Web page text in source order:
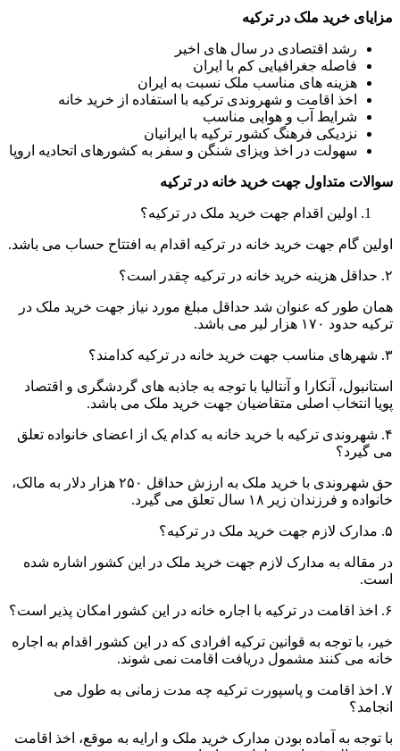
مزایای خرید ملک در ترکیه
رشد اقتصادی در سال های اخیر
فاصله جغرافیایی کم با ایران
هزینه های مناسب ملک نسبت به ایران
اخذ اقامت و شهروندی ترکیه با استفاده از خرید خانه
شرایط آب و هوایی مناسب
نزدیکی فرهنگ کشور ترکیه با ایرانیان
سهولت در اخذ ویزای شنگن و سفر به کشورهای اتحادیه اروپا
سوالات متداول جهت خرید خانه در ترکیه
اولین اقدام جهت خرید ملک در ترکیه؟
اولین گام جهت خرید خانه در ترکیه اقدام به افتتاح حساب می باشد.
۲. حداقل هزینه خرید خانه در ترکیه چقدر است؟
همان طور که عنوان شد حداقل مبلغ مورد نیاز جهت خرید ملک در
ترکیه حدود ۱۷۰ هزار لیر می باشد.
۳. شهرهای مناسب جهت خرید خانه در ترکیه کدامند؟
استانبول، آنکارا و آنتالیا با توجه به جاذبه های گردشگری و اقتصاد
پویا انتخاب اصلی متقاضیان جهت خرید ملک می باشد.
۴. شهروندی ترکیه با خرید خانه به کدام یک از اعضای خانواده تعلق
می گیرد؟
حق شهروندی با خرید ملک به ارزش حداقل ۲۵۰ هزار دلار به مالک،
خانواده و فرزندان زیر ۱۸ سال تعلق می گیرد.
۵. مدارک لازم جهت خرید ملک در ترکیه؟
در مقاله به مدارک لازم جهت خرید ملک در این کشور اشاره شده
است.
۶. اخذ اقامت در ترکیه با اجاره خانه در این کشور امکان پذیر است؟
خیر، با توجه به قوانین ترکیه افرادی که در این کشور اقدام به اجاره
خانه می کنند مشمول دریافت اقامت نمی شوند.
۷. اخذ اقامت و پاسپورت ترکیه چه مدت زمانی به طول می
انجامد؟
با توجه به آماده بودن مدارک خرید ملک و ارایه به موقع، اخذ اقامت